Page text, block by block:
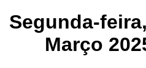
Segunda-
Março